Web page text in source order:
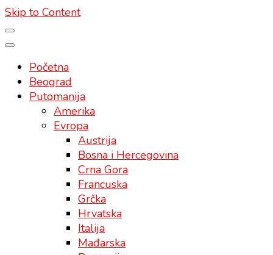
Skip to Content
Početna
Beograd
Putomanija
Amerika
Evropa
Austrija
Bosna i Hercegovina
Crna Gora
Francuska
Grčka
Hrvatska
Italija
Mađarska